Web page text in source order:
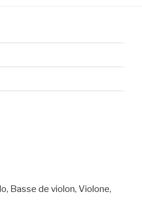
Basse de violon, Violone,